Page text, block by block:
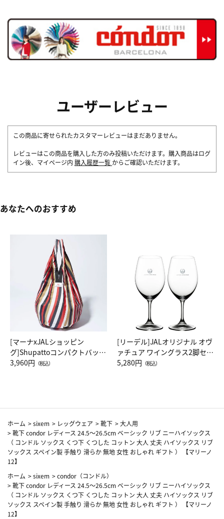
ユーザーレビュー
この商品に寄せられたカスタマーレビューはまだありません。
レビューはこの商品を購入した方のみ投稿いただけます。購入商品はログ
イン後、マイページ内 購入履歴一覧 からご確認いただけます。
あなたへのおすすめ
[マーナxJALショッピン
グ]Shupattoコンパクトバッグ
Drop JAL客室乗務員（LC）ス
3,960円 （税込）
[リーデル]JALオリジナル オヴ
ァチュア ワイングラス2脚セッ
ト（レッドワイン）
5,280円 （税込）
ホーム >sixem > レッグウェア >靴下 >大人用
>靴下 condor レディース 24.5～26.5cm ベーシック リブ ニーハイソックス
（ コンドル ソックス くつ下 くつした コットン 大人 丈夫 ハイソックス リブ
ソックス スペイン製 手触り 滑らか 無地 女性 おしゃれ ギフト ） 【マリーノ
12】
ホーム >sixem >condor（コンドル）
>靴下 condor レディース 24.5～26.5cm ベーシック リブ ニーハイソックス
（ コンドル ソックス くつ下 くつした コットン 大人 丈夫 ハイソックス リブ
ソックス スペイン製 手触り 滑らか 無地 女性 おしゃれ ギフト ） 【マリーノ
12】